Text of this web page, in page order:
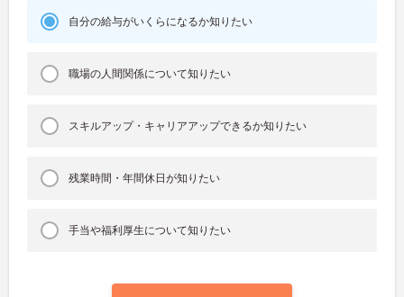
自分の給与がいくらになるか知りたい
職場の人間関係について知りたい
スキルアップ・キャリアアップできるか知りたい
残業時間・年間休日が知りたい
手当や福利厚生について知りたい